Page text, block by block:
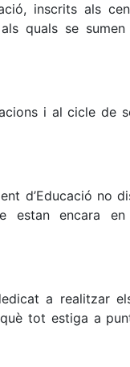
inscrits als
quals se
i al cicle de
d’Educació no
estan encara
a realitzar
tot estiga a